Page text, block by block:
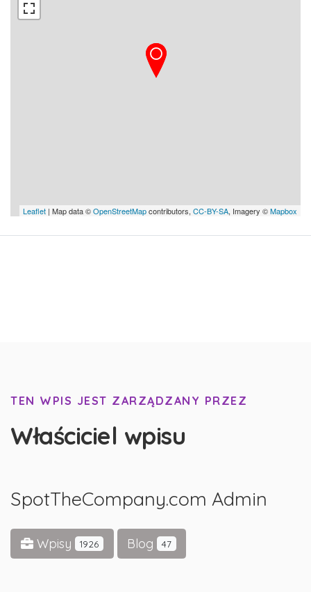
Leaflet | Map data ©OpenStreetMapcontributors, CC-BY-SA, Imagery ©Mapbox
TEN WPIS JEST ZARZĄDZANY PRZEZ
Właściciel wpisu
SpotTheCompany.com Admin
Wpisy 1926 Blog 47